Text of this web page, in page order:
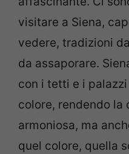
visitare a Siena,
vedere, tradizioni
da assaporare.
con i tetti e i
colore, rendendo la
armoniosa, ma
quel colore, quella